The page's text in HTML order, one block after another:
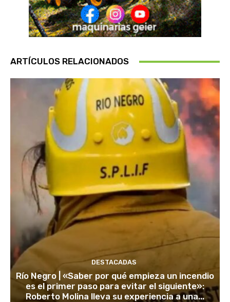
ARTÍCULOS RELACIONADOS
DESTACADAS
Río Negro | «Saber por qué empieza un incendio
es el primer paso para evitar el siguiente»:
Roberto Molina lleva su experiencia a una...